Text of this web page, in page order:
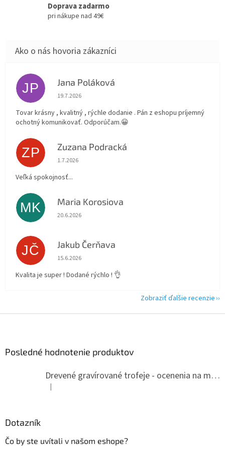
Doprava zadarmo
pri nákupe nad 49€
JP Jana Poláková
Hodnotenie obchodu je 5 z 5 hviezdičiek.
19.7.2026
Tovar krásny , kvalitný , rýchle dodanie . Pán z eshopu príjemný
ochotný komunikovať. Odporúčam.😀
ZP Zuzana Podracká
Hodnotenie obchodu je 5 z 5 hviezdičiek.
1.7.2026
Veľká spokojnosť...
MK Maria Korosiova
Hodnotenie obchodu je 5 z 5 hviezdičiek.
20.6.2026
JČ Jakub Čerňava
Hodnotenie obchodu je 5 z 5 hviezdičiek.
15.6.2026
Kvalita je super ! Dodané rýchlo ! 👌
Zobraziť ďalšie recenzie
Posledné hodnotenie produktov
Drevené gravírované trofeje - ocenenia na mieru
Hodnotenie produktu je 5 z 5 hviezdičiek.
|
Dotazník
Čo by ste uvítali v našom eshope?